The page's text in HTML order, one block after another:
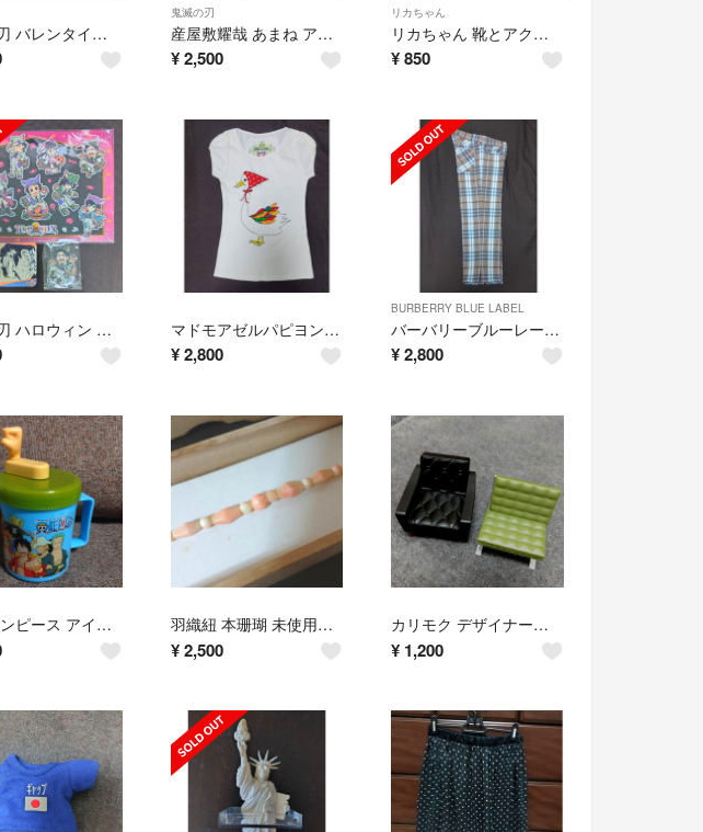
鬼滅の刃 バレンタイン アクスタ 嘴平伊之助 ポスカ付き
鬼滅の刃
産屋敷耀哉 あまね アクリルスタンド 鬼滅の刃柱稽古編DVD特典
¥ 2,500
リカちゃん
リカちゃん 靴とアクセサリー セット
¥850
鬼滅の刃 ハロウィン クリアファイル & アクスタ村田 他 マドモアゼルパピヨン アヒルスパンコールTシャツ
¥ 2,800
BURBERRY BLUE LABEL
バーバリーブルーレーベル カプリパンツ ローライズ
¥2,800
KFC ワンピース アイスクリームメーカー 羽織紐 本珊瑚 未使用保管品
¥ 2,500
カリモク デザイナーズ チェア ガチャ カプセルトイ 2点セット
¥ 1,200